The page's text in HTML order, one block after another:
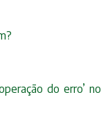
do erro’ no